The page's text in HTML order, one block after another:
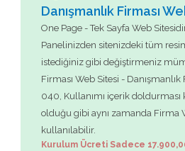
Danışmanlık Firması
One Page - Tek Sayfa Web
Panelinizden sitenizdeki tüm
istediğiniz gibi değiştirmeniz
Firması Web Sitesi - Danışmanlık
040, Kullanımı içerik doldurması
olduğu gibi aynı zamanda Firma
kullanılabilir.
Kurulum Ücreti Sadece